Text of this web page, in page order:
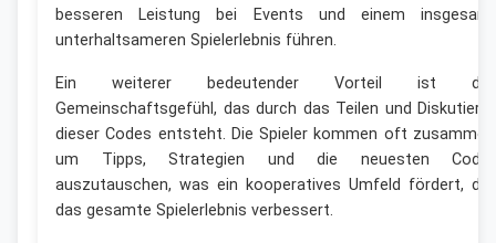
besseren Leistung bei Events und einem
unterhaltsameren Spielerlebnis führen.
Ein weiterer bedeutender Vorteil ist
Gemeinschaftsgefühl, das durch das Teilen und
dieser Codes entsteht. Die Spieler kommen oft
um Tipps, Strategien und die neuesten
auszutauschen, was ein kooperatives Umfeld fördert,
das gesamte Spielerlebnis verbessert.